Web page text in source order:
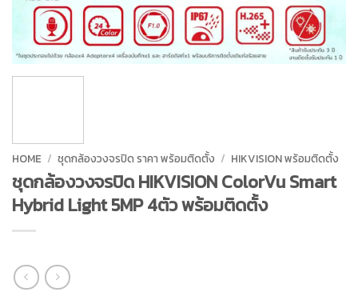
HOME / ชุดกล้องวงจรปิด ราคา พร้อมติดตั้ง / HIKVISION พร้อมติดตั้ง
ชุดกล้องวงจรปิด HIKVISION ColorVu Smart
Hybrid Light 5MP 4ตัว พร้อมติดตั้ง